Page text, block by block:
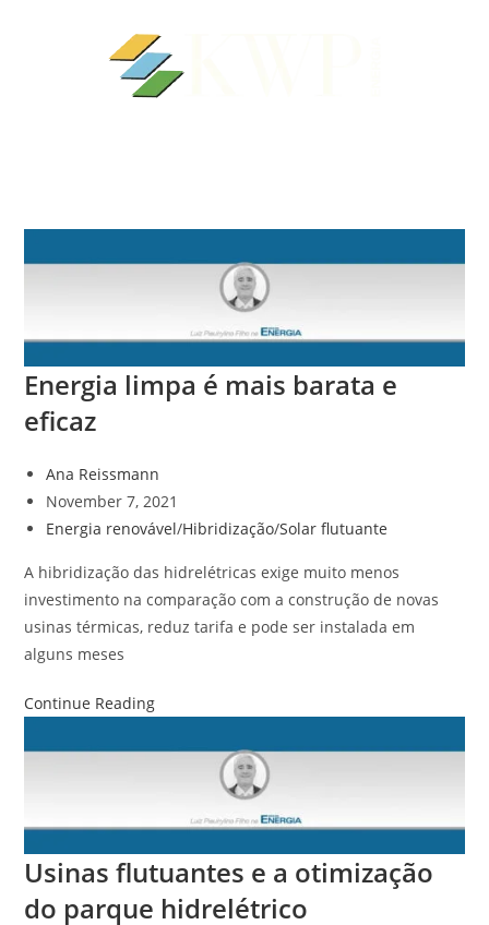
Energia limpa é mais barata e
eficaz
Ana Reissmann
November 7, 2021
Energia renovável/Hibridização/Solar flutuante
A hibridização das hidrelétricas exige muito menos
investimento na comparação com a construção de novas
usinas térmicas, reduz tarifa e pode ser instalada em
alguns meses
Continue Reading
Usinas flutuantes e a otimização
do parque hidrelétrico